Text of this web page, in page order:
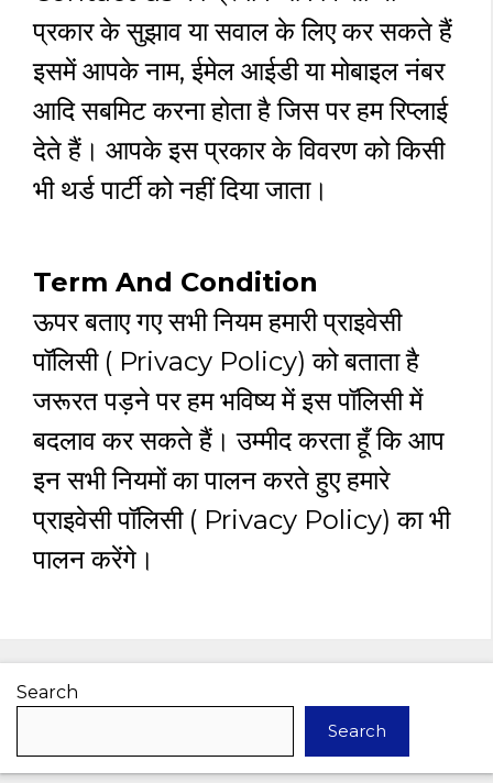
प्रकार के सुझाव या सवाल के लिए कर सकते हैं
इसमें आपके नाम, ईमेल आईडी या मोबाइल नंबर
आदि सबमिट करना होता है जिस पर हम रिप्लाई
देते हैं। आपके इस प्रकार के विवरण को किसी
भी थर्ड पार्टी को नहीं दिया जाता।
Term And Condition
ऊपर बताए गए सभी नियम हमारी प्राइवेसी
पॉलिसी ( Privacy Policy) को बताता है
जरूरत पड़ने पर हम भविष्य में इस पॉलिसी में
बदलाव कर सकते हैं। उम्मीद करता हूँ कि आप
इन सभी नियमों का पालन करते हुए हमारे
प्राइवेसी पॉलिसी ( Privacy Policy) का भी
पालन करेंगे।
Search
Search